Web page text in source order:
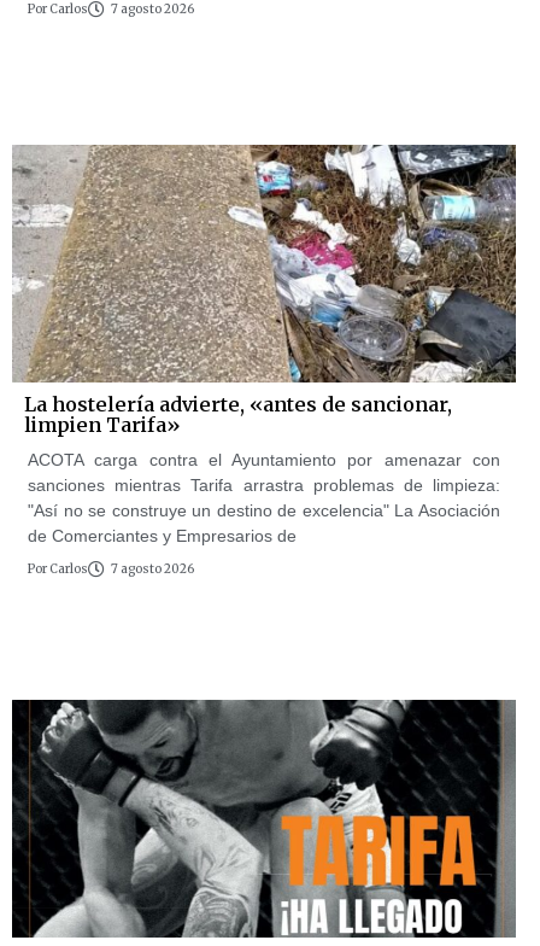
Por Carlos 7 agosto 2026
La hostelería advierte, «antes de sancionar,
limpien Tarifa»
ACOTA carga contra el Ayuntamiento por amenazar con
sanciones mientras Tarifa arrastra problemas de limpieza:
"Así no se construye un destino de excelencia" La Asociación
de Comerciantes y Empresarios de
Por Carlos 7 agosto 2026